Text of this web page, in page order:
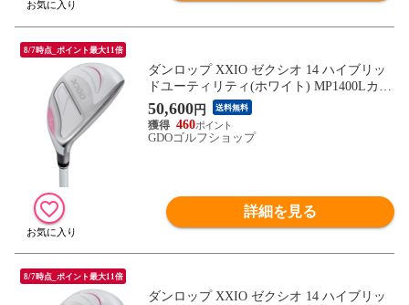
8/7時点_ポイント最大11倍
ダンロップ XXIO ゼクシオ 14 ハイブリッ
ドユーティリティ(ホワイト) MP1400Lカー
ボン シャフト：MP1400Lカーボン L H5 2
5° 38.75inch レディス
50,600円 送料無料
460
GDOゴルフショップ
詳細を見る
8/7時点_ポイント最大11倍
ダンロップ XXIO ゼクシオ 14 ハイブリッ